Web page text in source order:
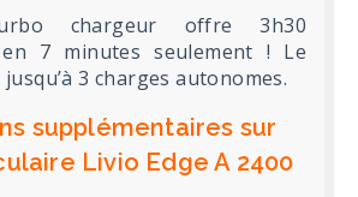
chargeur offre 3h30
en 7 minutes seulement ! Le
3 charges autonomes.
supplémentaires sur
Livio Edge A 2400